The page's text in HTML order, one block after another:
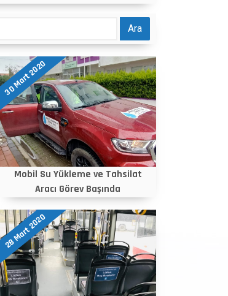
Ara
30 Mart 2020
Mobil Su Yükleme ve Tahsilat
Aracı Görev Başında
28 Mart 2020